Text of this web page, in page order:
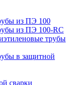
из ПЭ 100
из ПЭ 100-RC
трубы
в защитной
сварки